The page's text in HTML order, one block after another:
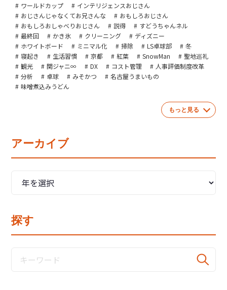
ワールドカップ
インテリジェンスおじさん
おじさんじゃなくてお兄さんな
おもしろおじさん
おもしろおしゃべりおじさん
説得
すどうちゃんネル
最終回
かき氷 クリーニング
ディズニー
ホワイトボード
ミニマル化 掃除 LS卓球部
冬
寝起き
生活習慣 京都 紅葉 SnowMan
聖地巡礼
観光
関ジャニ∞ DX コスト管理
人事評価制度改革
分析
卓球 みそかつ
名古屋うまいもの
味噌煮込みうどん
もっと見る
アーカイブ
探す